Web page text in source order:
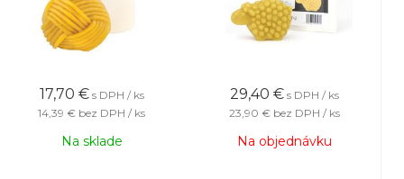
17,70 € s DPH / ks
14,39 € bez DPH / ks
Na sklade
29,40 € s DPH / ks
23,90 € bez DPH / ks
Na objednávku